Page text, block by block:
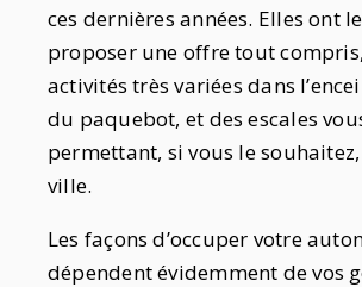
ces dernières années. Elles ont
proposer une offre tout
activités très variées dans
du paquebot, et des escales
permettant, si vous le
ville.
Les façons d’occuper votre
dépendent évidemment de vos